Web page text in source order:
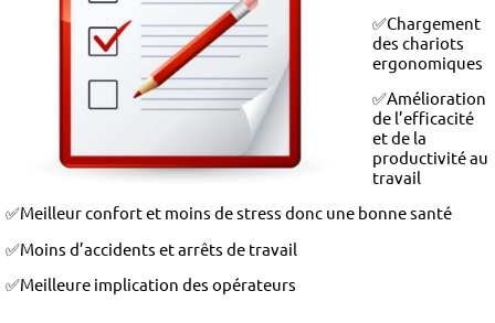
✅Chargement
des chariots
ergonomiques
✅Amélioration
de l’efficacité
et de la
productivité au
travail
✅Meilleur confort et moins de stress donc une bonne santé
✅Moins d’accidents et arrêts de travail
✅Meilleure implication des opérateurs